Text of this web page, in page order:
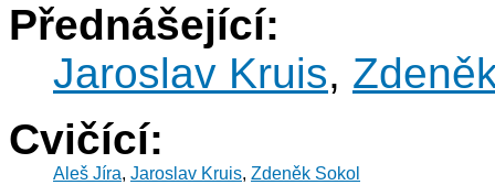
Přednášející:
Jaroslav Kruis,
Cvičící:
Aleš Jíra, Jaroslav Kruis, Zdeněk Sokol